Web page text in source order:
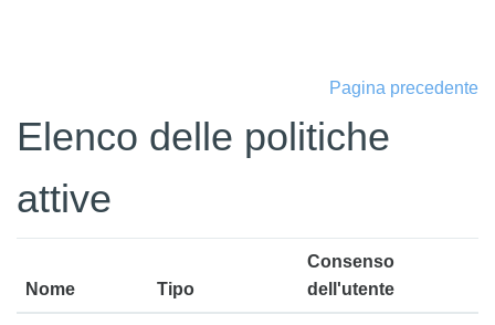
Pagina precedente
Elenco delle politiche
attive
Nome Tipo
Consenso
dell'utente